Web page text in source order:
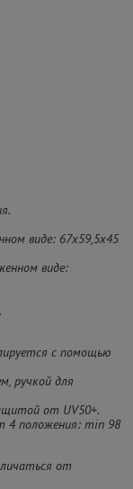
виде: 67х59,5х45
виде:
с помощью
ручкой для
от UV50+.
4 положения: min 98
от